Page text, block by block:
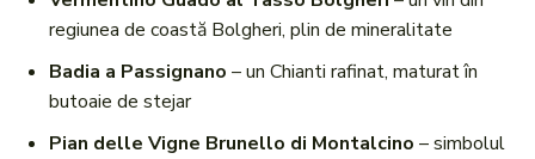
regiunea de coastă Bolgheri, plin de mineralitate
Badia a Passignano – un Chianti rafinat, maturat în
butoaie de stejar
Pian delle Vigne Brunello di Montalcino – simbolul